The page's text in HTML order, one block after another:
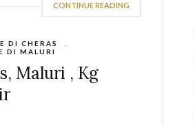
CONTINUE READING
DI CHERAS
DI MALURI
Maluri , Kg